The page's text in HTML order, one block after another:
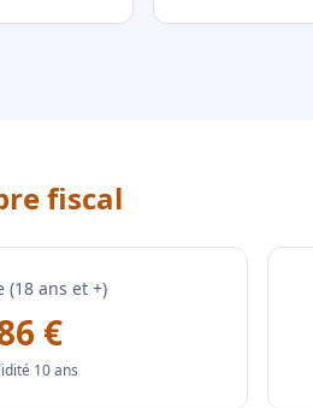
fiscal
(18 ans et +)
€
10 ans